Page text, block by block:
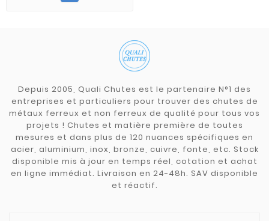
Depuis 2005, Quali Chutes est le partenaire N°1 des
entreprises et particuliers pour trouver des chutes de
métaux ferreux et non ferreux de qualité pour tous vos
projets ! Chutes et matière première de toutes
mesures et dans plus de 120 nuances spécifiques en
acier, aluminium, inox, bronze, cuivre, fonte, etc. Stock
disponible mis à jour en temps réel, cotation et achat
en ligne immédiat. Livraison en 24-48h. SAV disponible
et réactif.